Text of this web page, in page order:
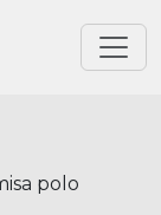
polo